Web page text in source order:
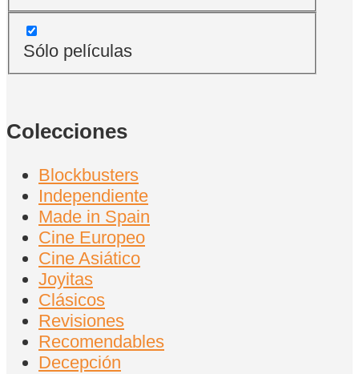
Sólo películas
Colecciones
Blockbusters
Independiente
Made in Spain
Cine Europeo
Cine Asiático
Joyitas
Clásicos
Revisiones
Recomendables
Decepción